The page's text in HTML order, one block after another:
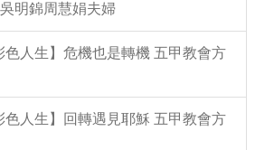
明錦周慧娟夫婦
色人生】危機也是轉機 五甲教會方
色人生】回轉遇見耶穌 五甲教會方